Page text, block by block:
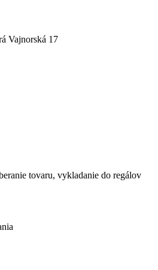
Vajnorská 17
tovaru, vykladanie do regálov